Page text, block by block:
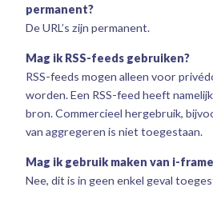
permanent?
De URL’s zijn permanent.
Mag ik RSS-feeds gebruiken?
RSS-feeds mogen alleen voor
worden. Een RSS-feed heeft
bron. Commercieel hergebruik,
van aggregeren is niet toegestaan.
Mag ik gebruik maken van i-
Nee, dit is in geen enkel geval